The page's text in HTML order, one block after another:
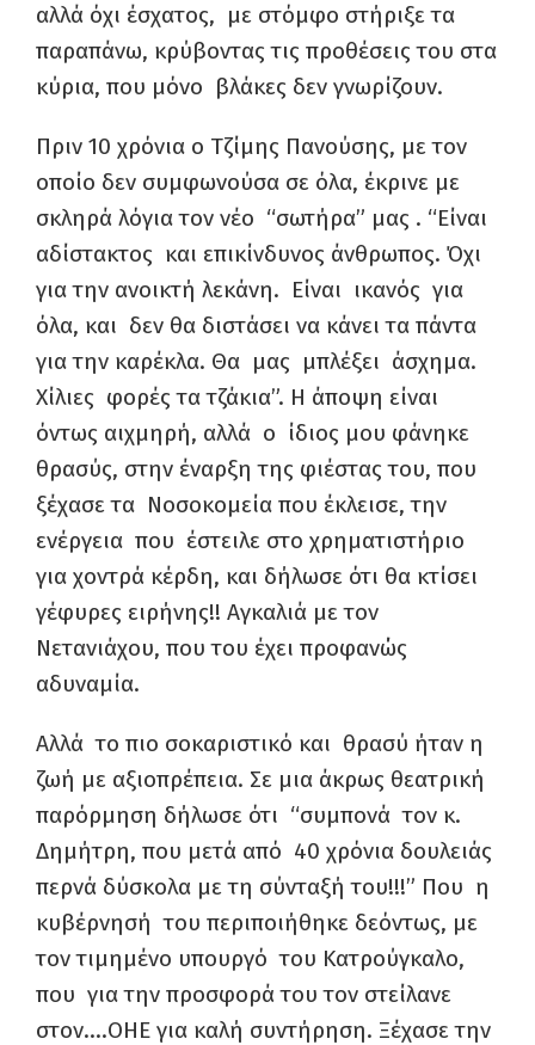
αλλά όχι έσχατος, με στόμφο στήριξε τα
παραπάνω, κρύβοντας τις προθέσεις του στα
κύρια, που μόνο βλάκες δεν γνωρίζουν.
Πριν 10 χρόνια ο Τζίμης Πανούσης, με τον
οποίο δεν συμφωνούσα σε όλα, έκρινε με
σκληρά λόγια τον νέο “σωτήρα” μας . “Είναι
αδίστακτος και επικίνδυνος άνθρωπος. Όχι
για την ανοικτή λεκάνη. Είναι ικανός για
όλα, και δεν θα διστάσει να κάνει τα πάντα
για την καρέκλα. Θα μας μπλέξει άσχημα.
Χίλιες φορές τα τζάκια”. Η άποψη είναι
όντως αιχμηρή, αλλά ο ίδιος μου φάνηκε
θρασύς, στην έναρξη της φιέστας του, που
ξέχασε τα Νοσοκομεία που έκλεισε, την
ενέργεια που έστειλε στο χρηματιστήριο
για χοντρά κέρδη, και δήλωσε ότι θα κτίσει
γέφυρες ειρήνης!! Αγκαλιά με τον
Νετανιάχου, που του έχει προφανώς
αδυναμία.
Αλλά το πιο σοκαριστικό και θρασύ ήταν η
ζωή με αξιοπρέπεια. Σε μια άκρως θεατρική
παρόρμηση δήλωσε ότι “συμπονά τον κ.
Δημήτρη, που μετά από 40 χρόνια δουλειάς
περνά δύσκολα με τη σύνταξή του!!!” Που η
κυβέρνησή του περιποιήθηκε δεόντως, με
τον τιμημένο υπουργό του Κατρούγκαλο,
που για την προσφορά του τον στείλανε
στον….ΟΗΕ για καλή συντήρηση. Ξέχασε την